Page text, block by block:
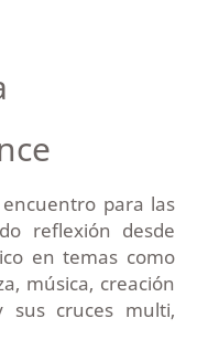
para las
reflexión desde
en temas como
música, creación
sus cruces multi,